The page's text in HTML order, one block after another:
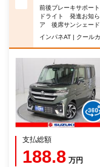
前後ブレーキサポー
ドライト 発進お知
ア 後席サンシェー
インパネAT | クール
支払総額
188.8 万円